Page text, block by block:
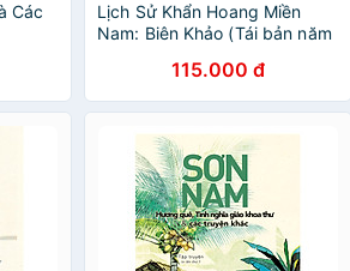
Các
Lịch Sử Khẩn Hoang Miền
Nam: Biên Khảo (Tái bản năm
115.000 đ